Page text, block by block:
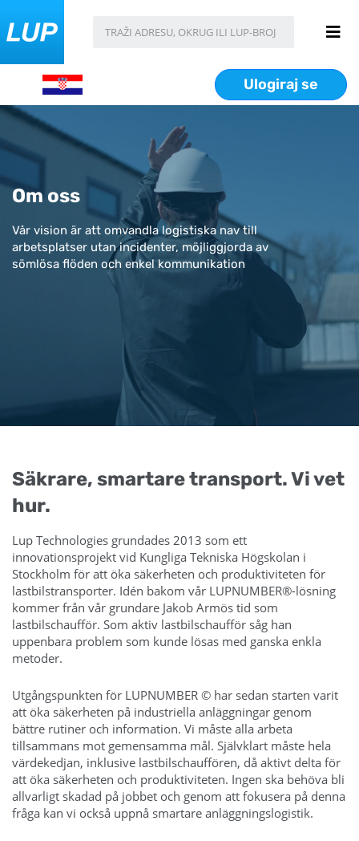
Ulogiraj se
Om oss
Vår vision är att omvandla logistiska nav till
arbetsplatser utan incidenter, möjliggjorda av
sömlösa flöden och enkel kommunikation
Säkrare, smartare transport. Vi vet
hur.
Lup Technologies grundades 2013 som ett
innovationsprojekt vid Kungliga Tekniska Högskolan i
Stockholm för att öka säkerheten och produktiviteten för
lastbilstransporter. Idén bakom vår LUPNUMBER®-lösning
kommer från vår grundare Jakob Armös tid som
lastbilschaufför. Som aktiv lastbilschaufför såg han
uppenbara problem som kunde lösas med ganska enkla
metoder.
Utgångspunkten för LUPNUMBER © har sedan starten varit
att öka säkerheten på industriella anläggningar genom
bättre rutiner och information. Vi måste alla arbeta
tillsammans mot gemensamma mål. Självklart måste hela
värdekedjan, inklusive lastbilschauffören, då aktivt delta för
att öka säkerheten och produktiviteten. Ingen ska behöva bli
allvarligt skadad på jobbet och genom att fokusera på denna
fråga kan vi också uppnå smartare anläggningslogistik.